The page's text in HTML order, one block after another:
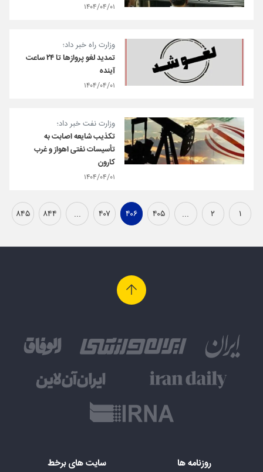
۱۴۰۴/۰۴/۰۱
وزارت راه خبر داد؛
تمدید لغو پروازها تا ۲۴ ساعت
آینده
۱۴۰۴/۰۴/۰۱
وزارت نفت خبر داد؛
تکذیب شایعه اصابت به
تأسیسات نفتی اهواز و غرب
کارون
۱۴۰۴/۰۴/۰۱
۱ ۲ ... ۴۰۵ ۴۰۶ ۴۰۷ ... ۸۴۴ ۸۴۵
روزنامه ها سایت های برخط